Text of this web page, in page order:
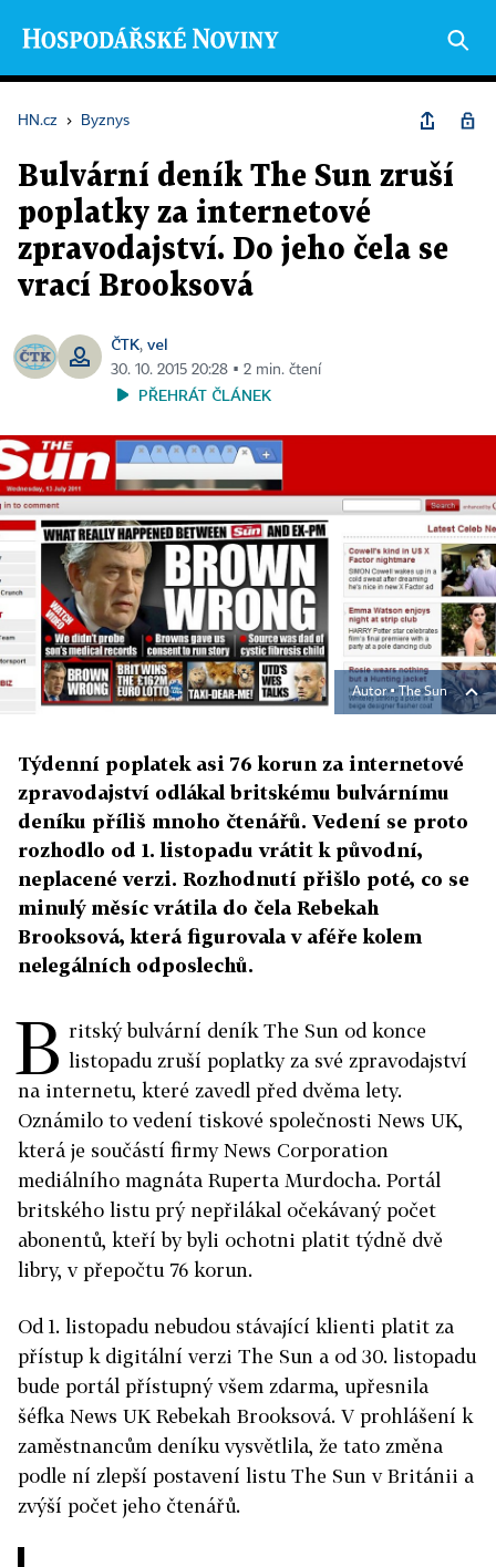
HN.cz › Byznys
Bulvární deník The Sun zruší
poplatky za internetové
zpravodajství. Do jeho čela se
vrací Brooksová
ČTK, vel
30. 10. 2015 20:28 ▪ 2 min. čtení
PŘEHRÁT ČLÁNEK
Autor ▪The Sun
Týdenní poplatek asi 76 korun za internetové
zpravodajství odlákal britskému bulvárnímu
deníku příliš mnoho čtenářů. Vedení se proto
rozhodlo od 1. listopadu vrátit k původní,
neplacené verzi. Rozhodnutí přišlo poté, co se
minulý měsíc vrátila do čela Rebekah
Brooksová, která figurovala v aféře kolem
nelegálních odposlechů.
B ritský bulvární deník The Sun od konce
listopadu zruší poplatky za své zpravodajství
na internetu, které zavedl před dvěma lety.
Oznámilo to vedení tiskové společnosti News UK,
která je součástí firmy News Corporation
mediálního magnáta Ruperta Murdocha. Portál
britského listu prý nepřilákal očekávaný počet
abonentů, kteří by byli ochotni platit týdně dvě
libry, v přepočtu 76 korun.
Od 1. listopadu nebudou stávající klienti platit za
přístup k digitální verzi The Sun a od 30. listopadu
bude portál přístupný všem zdarma, upřesnila
šéfka News UK Rebekah Brooksová. V prohlášení k
zaměstnancům deníku vysvětlila, že tato změna
podle ní zlepší postavení listu The Sun v Británii a
zvýší počet jeho čtenářů.